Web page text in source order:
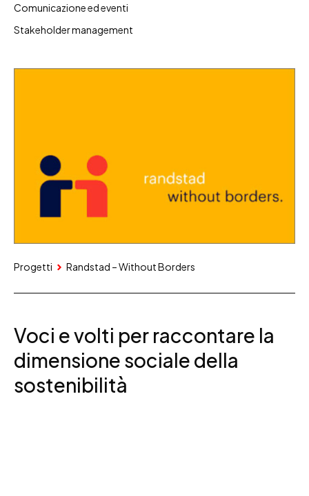
Comunicazione ed eventi
Stakeholder management
Progetti Randstad – Without Borders
Voci e volti per raccontare la
dimensione sociale della
sostenibilità